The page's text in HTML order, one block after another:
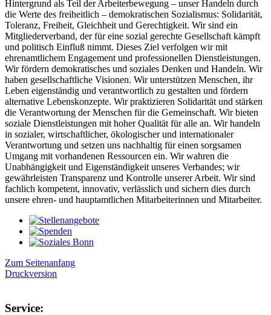
Hintergrund als Teil der Arbeiterbewegung – unser Handeln durch
die Werte des freiheitlich – demokratischen Sozialismus: Solidarität,
Toleranz, Freiheit, Gleichheit und Gerechtigkeit. Wir sind ein
Mitgliederverband, der für eine sozial gerechte Gesellschaft kämpft
und politisch Einfluß nimmt. Dieses Ziel verfolgen wir mit
ehrenamtlichem Engagement und professionellen Dienstleistungen.
Wir fördern demokratisches und soziales Denken und Handeln. Wir
haben gesellschaftliche Visionen. Wir unterstützen Menschen, ihr
Leben eigenständig und verantwortlich zu gestalten und fördern
alternative Lebenskonzepte. Wir praktizieren Solidarität und stärken
die Verantwortung der Menschen für die Gemeinschaft. Wir bieten
soziale Dienstleistungen mit hoher Qualität für alle an. Wir handeln
in sozialer, wirtschaftlicher, ökologischer und internationaler
Verantwortung und setzen uns nachhaltig für einen sorgsamen
Umgang mit vorhandenen Ressourcen ein. Wir wahren die
Unabhängigkeit und Eigenständigkeit unseres Verbandes; wir
gewährleisten Transparenz und Kontrolle unserer Arbeit. Wir sind
fachlich kompetent, innovativ, verlässlich und sichern dies durch
unsere ehren- und hauptamtlichen Mitarbeiterinnen und Mitarbeiter.
Zum Seitenanfang
Druckversion
Service: